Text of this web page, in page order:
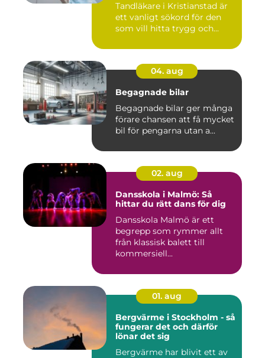
Tandläkare i Kristianstad är
ett vanligt sökord för den
som vill hitta trygg och...
04. aug
Begagnade bilar
Begagnade bilar ger många
förare chansen att få mycket
bil för pengarna utan a...
02. aug
Dansskola i Malmö: Så
hittar du rätt dans för dig
Dansskola Malmö är ett
begrepp som rymmer allt
från klassisk balett till
kommersiell...
01. aug
Bergvärme i Stockholm - så
fungerar det och därför
lönar det sig
Bergvärme har blivit ett av